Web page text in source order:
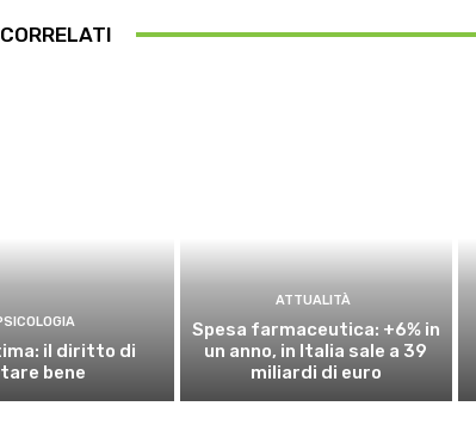
il diritto di
bene
ATTUALITÀ
Spesa farmaceutica: +6% in
un anno, in Italia sale a 39
miliardi di euro